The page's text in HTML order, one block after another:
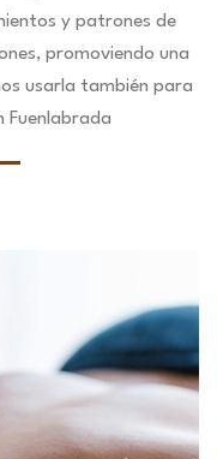
y patrones de
promoviendo una
usarla también para
Fuenlabrada